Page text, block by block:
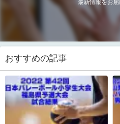
最新情報をお
おすすめの記事